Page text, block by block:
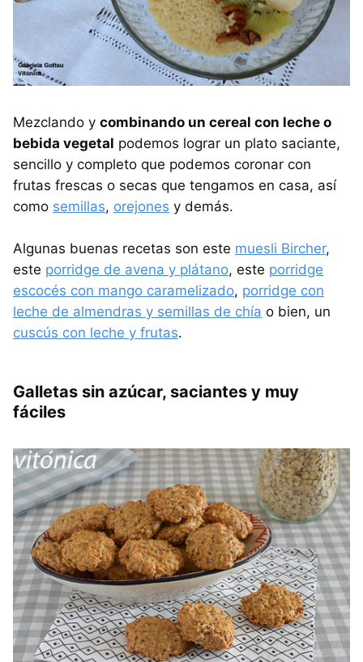
Mezclando y combinando un cereal con leche o
bebida vegetal podemos lograr un plato saciante,
sencillo y completo que podemos coronar con
frutas frescas o secas que tengamos en casa, así
como semillas, orejones y demás.
Algunas buenas recetas son este muesli Bircher,
este porridge de avena y plátano, este porridge
escocés con mango caramelizado, porridge con
leche de almendras y semillas de chía o bien, un
cuscús con leche y frutas.
Galletas sin azúcar, saciantes y muy
fáciles